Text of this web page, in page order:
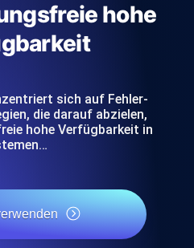
hohe
sich auf Fehler-
die darauf abzielen,
hohe Verfügbarkeit in